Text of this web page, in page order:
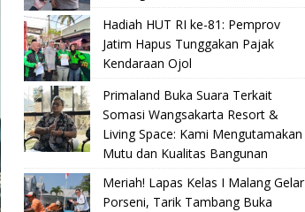
Hadiah HUT RI ke-81: Pemprov
Jatim Hapus Tunggakan Pajak
Kendaraan Ojol
Primaland Buka Suara Terkait
Somasi Wangsakarta Resort &
Living Space: Kami Mengutamakan
Mutu dan Kualitas Bangunan
Meriah! Lapas Kelas I Malang Gelar
Porseni, Tarik Tambang Buka